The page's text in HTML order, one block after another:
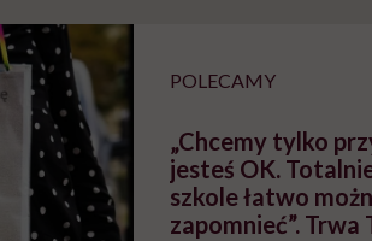
POLECAMY
„Chcemy tylko
jesteś OK.
szkole łatwo
zapomnieć”.